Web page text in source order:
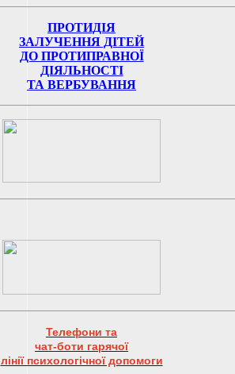
ПРОТИДІЯ
ЗАЛУЧЕННЯ ДІТЕЙ
ДО ПРОТИПРАВНОЇ
ДІЯЛЬНОСТІ
ТА ВЕРБУВАННЯ
Телефони та
чат-боти гарячої
лінії психологічної допомоги